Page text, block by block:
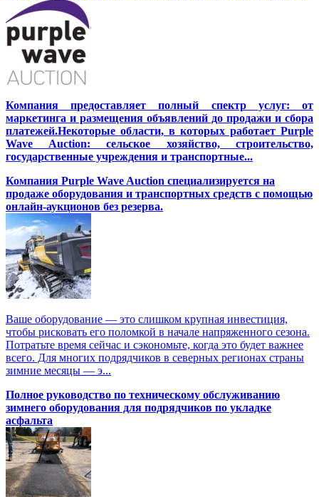
Компания предоставляет полный спектр услуг: от
маркетинга и размещения объявлений до продажи и сбора
платежей.Некоторые области, в которых работает Purple
Wave Auction: сельское хозяйство, строительство,
государственные учреждения и транспортные...
Компания Purple Wave Auction специализируется на
продаже оборудования и транспортных средств с помощью
онлайн-аукционов без резерва.
Ваше оборудование — это слишком крупная инвестиция,
чтобы рисковать его поломкой в начале напряженного сезона.
Потратьте время сейчас и сэкономьте, когда это будет важнее
всего. Для многих подрядчиков в северных регионах страны
зимние месяцы — э...
Полное руководство по техническому обслуживанию
зимнего оборудования для подрядчиков по укладке
асфальта